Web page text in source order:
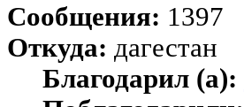
Сообщения: 1397
Откуда: дагестан
Благодарил (а):